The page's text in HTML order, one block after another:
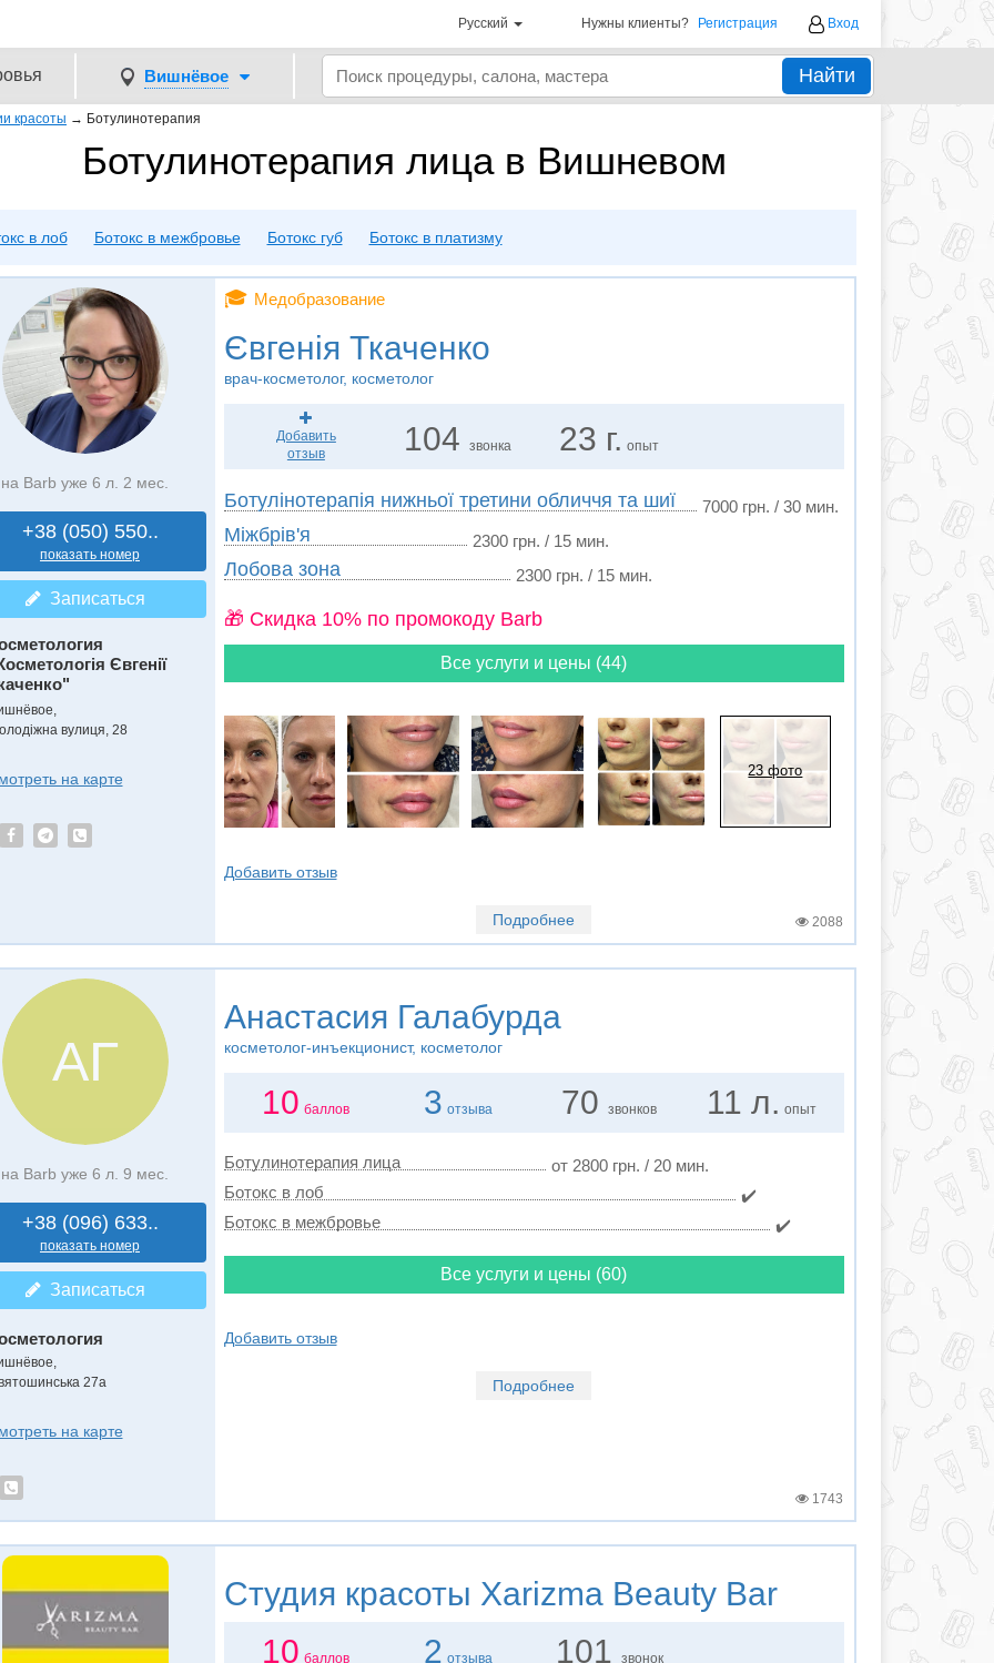
Русский Нужны клиенты? Регистрация Вход
Вишнёвое Найти
красоты → Ботулинотерапия
Ботулинотерапия лица в Вишневом
в лоб Ботокс в межбровье Ботокс губ Ботокс в платизму
на Barb уже 6 л. 2 мес.
+38 (050) 550..
показать номер
Записаться
Євгенії
вулиця, 28
на карте
🎓 Медобразование
Євгенія Ткаченко
врач-косметолог, косметолог
Добавить
отзыв
104звонка 23 г. опыт
Ботулінотерапія нижньої третини обличчя та шиї 7000 грн. / 30 мин.
Міжбрів'я 2300 грн. / 15 мин.
Лобова зона 2300 грн. / 15 мин.
🎁 Cкидка 10% по промокоду Barb
Все услуги и цены (44)
23 фото
Добавить отзыв
Подробнее 2088
АГ
на Barb уже 6 л. 9 мес.
+38 (096) 633..
показать номер
Записаться
27а
на карте
Анастасия Галабурда
косметолог-инъекционист, косметолог
10 баллов 3 отзыва 70звонков 11 л. опыт
Ботулинотерапия лица
от 2800 грн. / 20 мин.
Ботокс в лоб
✔️
Ботокс в межбровье
✔️
Все услуги и цены (60)
Добавить отзыв
Подробнее
1743
Студия красоты Xarizma Beauty Bar
10 баллов 2 отзыва 101 звонок